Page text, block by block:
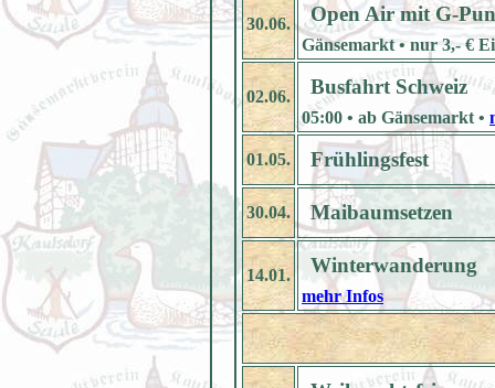
30.06. Open Air mit G-
Gänsemarkt • nur 3,- €
02.06. Busfahrt Schweiz
05:00 • ab Gänsemarkt •
01.05. Frühlingsfest
30.04. Maibaumsetzen
14.01. Winterwanderung
mehr Infos